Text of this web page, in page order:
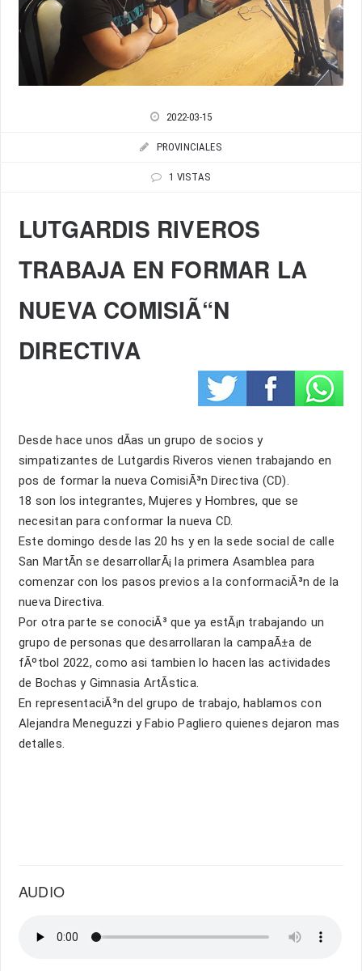
2022-03-15
PROVINCIALES
1 VISTAS
LUTGARDIS RIVEROS
TRABAJA EN FORMAR LA
NUEVA COMISIÃ“N
DIRECTIVA
Desde hace unos dÃ­as un grupo de socios y
simpatizantes de Lutgardis Riveros vienen trabajando en
pos de formar la nueva ComisiÃ³n Directiva (CD).
18 son los integrantes, Mujeres y Hombres, que se
necesitan para conformar la nueva CD.
Este domingo desde las 20 hs y en la sede social de calle
San MartÃ­n se desarrollarÃ¡ la primera Asamblea para
comenzar con los pasos previos a la conformaciÃ³n de la
nueva Directiva.
Por otra parte se conociÃ³ que ya estÃ¡n trabajando un
grupo de personas que desarrollaran la campaÃ±a de
fÃºtbol 2022, como asi tambien lo hacen las actividades
de Bochas y Gimnasia ArtÃ­stica.
En representaciÃ³n del grupo de trabajo, hablamos con
Alejandra Meneguzzi y Fabio Pagliero quienes dejaron mas
detalles.
AUDIO